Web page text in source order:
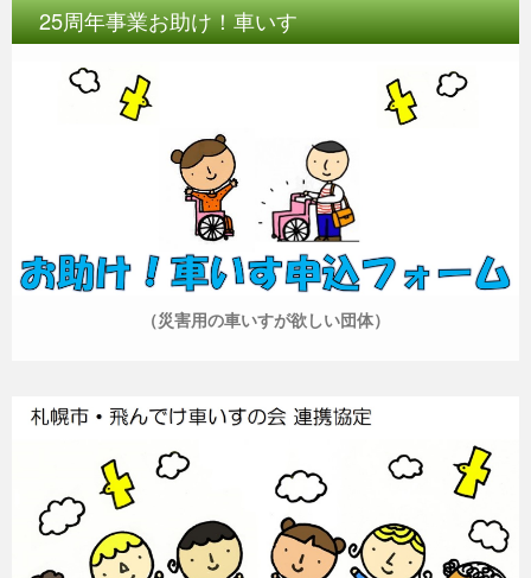
25周年事業お助け！車いす
（災害用の車いすが欲しい団体）